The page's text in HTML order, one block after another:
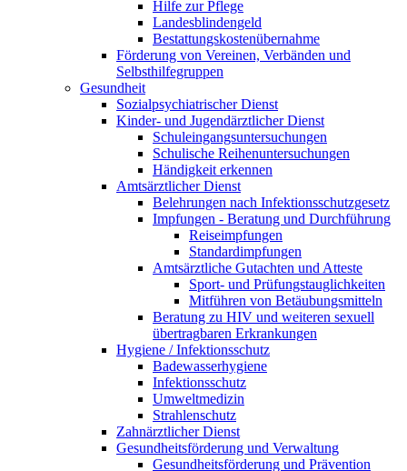
Hilfe zur Pflege
Landesblindengeld
Bestattungskosten­übernahme
Förderung von Vereinen, Verbänden und
Selbsthilfegruppen
Gesundheit
Sozialpsychiatrischer Dienst
Kinder- und Jugendärztlicher Dienst
Schuleingangsuntersuchungen
Schulische Reihenuntersuchungen
Händigkeit erkennen
Amtsärztlicher Dienst
Belehrungen nach Infektionsschutzgesetz
Impfungen - Beratung und Durchführung
Reiseimpfungen
Standardimpfungen
Amtsärztliche Gutachten und Atteste
Sport- und Prüfungstauglichkeiten
Mitführen von Betäubungsmitteln
Beratung zu HIV und weiteren sexuell
übertragbaren Erkrankungen
Hygiene / Infektionsschutz
Badewasserhygiene
Infektionsschutz
Umweltmedizin
Strahlenschutz
Zahnärztlicher Dienst
Gesundheitsförderung und Verwaltung
Gesundheitsförderung und Prävention